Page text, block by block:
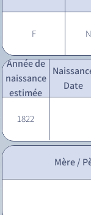
F
Année de
naissance
estimée
Date
1822
Mère /